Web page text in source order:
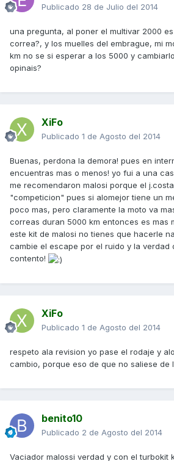
Publicado 28 de Julio del 2014
una pregunta, al poner el multivar 2000
correa?, y los muelles del embrague, mi
km no se si esperar a los 5000 y
opinais?
XiFo
Publicado 1 de Agosto del 2014
Buenas, perdona la demora! pues en
encuentras mas o menos! yo fui a una
me recomendaron malosi porque el
"competicion" pues si alomejor tiene un
poco mas, pero claramente la moto va
correas duran 5000 km entonces es mas
este kit de malosi no tienes que hacerle
cambie el escape por el ruido y la verdad
contento!
XiFo
Publicado 1 de Agosto del 2014
respeto ala revision yo pase el rodaje y
cambio, porque eso de que no saliese de
benito10
Publicado 2 de Agosto del 2014
Vaciador malossi verdad y con el turbokit